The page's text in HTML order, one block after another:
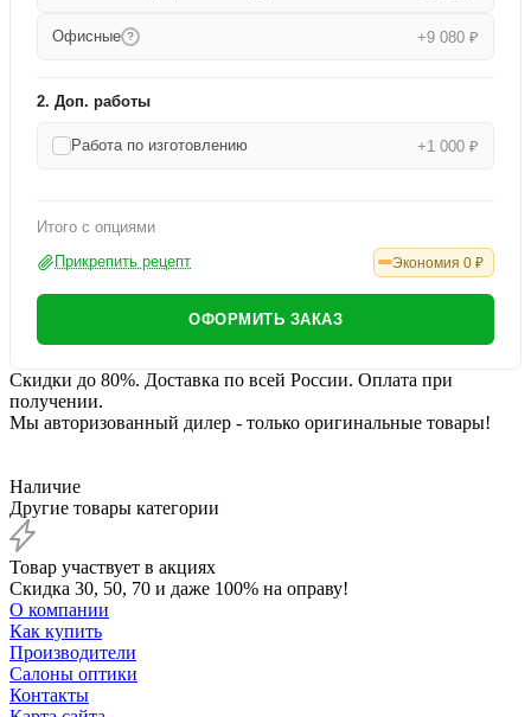
Офисные ? +9 080 ₽
2. Доп. работы
Работа по изготовлению +1 000 ₽
Итого с опциями
Прикрепить рецепт Экономия 0 ₽
ОФОРМИТЬ ЗАКАЗ
Скидки до 80%. Доставка по всей России. Оплата при
получении.
Мы авторизованный дилер - только оригинальные товары!
Наличие
Другие товары категории
Товар участвует в акциях
Скидка 30, 50, 70 и даже 100% на оправу!
О компании
Как купить
Производители
Салоны оптики
Контакты